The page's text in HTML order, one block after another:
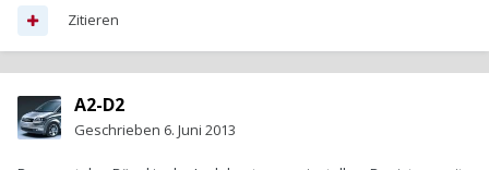
Zitieren
A2-D2
Geschrieben 6. Juni 2013